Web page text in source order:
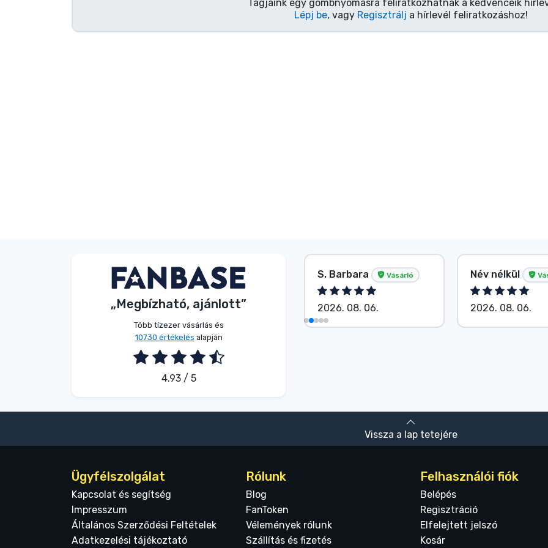
Tagjaink egy gombnyomásra feliratkozhatnak a kedvenceik
Lépj be, vagy Regisztrálj a hírlevél feliratkozáshoz!
„Megbízható, ajánlott”
Több tízezer vásárlás és
10730 értékelés alapján
4.93 / 5
V. Éva Vásárló
2026. 08. 06.
S. Barbara Vásárló
2026. 08. 06.
Név nélkül
2026. 08. 06.
Vissza a lap tetejére
Ügyfélszolgálat
Kapcsolat és segítség
Impresszum
Általános Szerződési Feltételek
Adatkezelési tájékoztató
Rólunk
Blog
FanToken
Vélemények rólunk
Szállítás és fizetés
Felhasználói fiók
Belépés
Regisztráció
Elfelejtett jelszó
Kosár